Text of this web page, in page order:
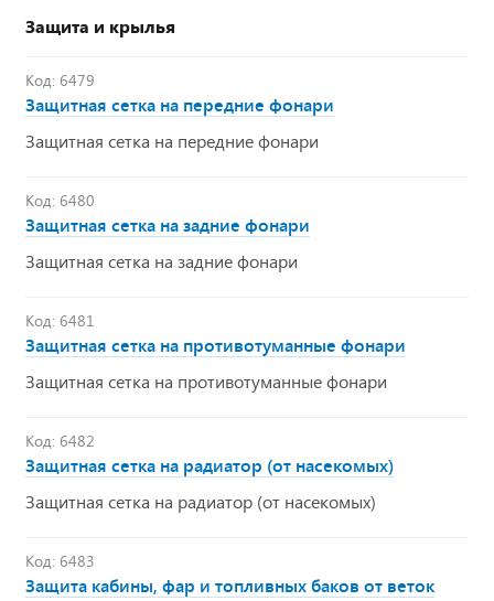
Защита и крылья
Код: 6479
Защитная сетка на передние фонари
Защитная сетка на передние фонари
Код: 6480
Защитная сетка на задние фонари
Защитная сетка на задние фонари
Код: 6481
Защитная сетка на противотуманные фонари
Защитная сетка на противотуманные фонари
Код: 6482
Защитная сетка на радиатор (от насекомых)
Защитная сетка на радиатор (от насекомых)
Код: 6483
Защита кабины, фар и топливных баков от веток